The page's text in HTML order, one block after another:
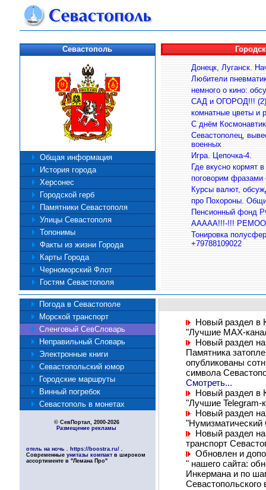
Севастополь
Общая информация
История города
Херсонес
Городской герб
Памятники Севастополя
Улицы Севастополя
Топонимы
Факты из жизни Города
Карты Города
Черноморский Флот
Гостям Севастополя
Погода в Севастополе
Морской транспорт
Сленговый СевСловарь
Неправильный Словарь
Электронные книги
Севастопольский юмор
Городские маршруты
Винный погребок
Севастополь в монетах
© СевПортал, 2000-2026
Размещение рекламы
отель на ночь . https://boostra.ru/ .
Современные унитазы компактв широком
ассортименте в "Лемана Про"
Новый раздел в
"Лучшие MAX-
Новый раздел
Памятника
опубликованы
символа
Смотреть...
Новый раздел в
"Лучшие Telegram-
Новый раздел
Новый раздел
транспорт
Обновлен и
"нашего сайта:
Инкермана и по
Севастопольского